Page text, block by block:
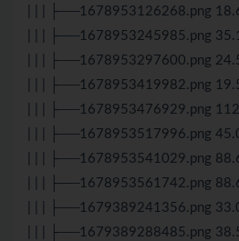
| | | ├──1678953126268.png
| | | ├──1678953245985.png
| | | ├──1678953297600.png
| | | ├──1678953419982.png
| | | ├──1678953476929.png
| | | ├──1678953517996.png
| | | ├──1678953541029.png
| | | ├──1678953561742.png
| | | ├──1679389241356.png
| | | ├──1679389288485.png